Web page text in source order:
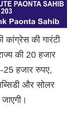
की गारंटी
की 20 हजार
25 हजार रुपए,
और सोलर